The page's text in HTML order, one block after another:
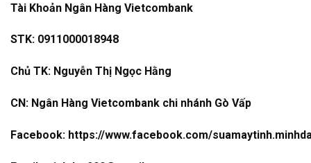
Tài Khoản Ngân Hàng Vietcombank
STK: 0911000018948
Chủ TK: Nguyễn Thị Ngọc Hằng
CN: Ngân Hàng Vietcombank chi nhánh Gò Vấp
Facebook: https://www.facebook.com/